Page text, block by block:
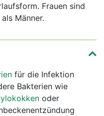
Frauen sind
Männer.
für die Infektion
Bakterien wie
oder